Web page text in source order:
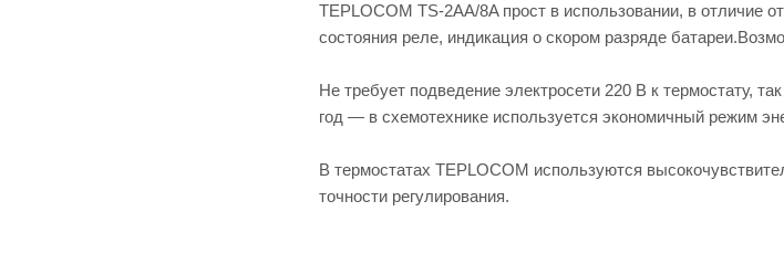
TEPLOCOM TS-2AA/8A прост в использовании, в отличие
состояния реле, индикация о скором разряде
Не требует подведение электросети 220 В к термостату,
год — в схемотехнике используется экономичный режим
В термостатах TEPLOCOM используются
точности регулирования.